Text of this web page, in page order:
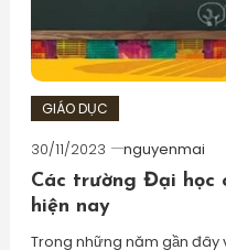
GIÁO DỤC
30/11/2023
nguyenmai
Các trường Đại học
hiện nay
Trong những năm gần đây